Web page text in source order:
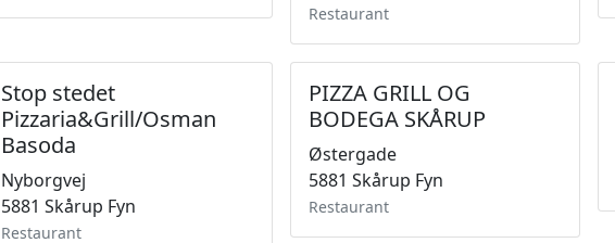
Restaurant
Stop stedet
Pizzaria&Grill/Osman
Basoda
Nyborgvej
5881 Skårup Fyn
Restaurant
PIZZA GRILL OG
BODEGA SKÅRUP
Østergade
5881 Skårup Fyn
Restaurant